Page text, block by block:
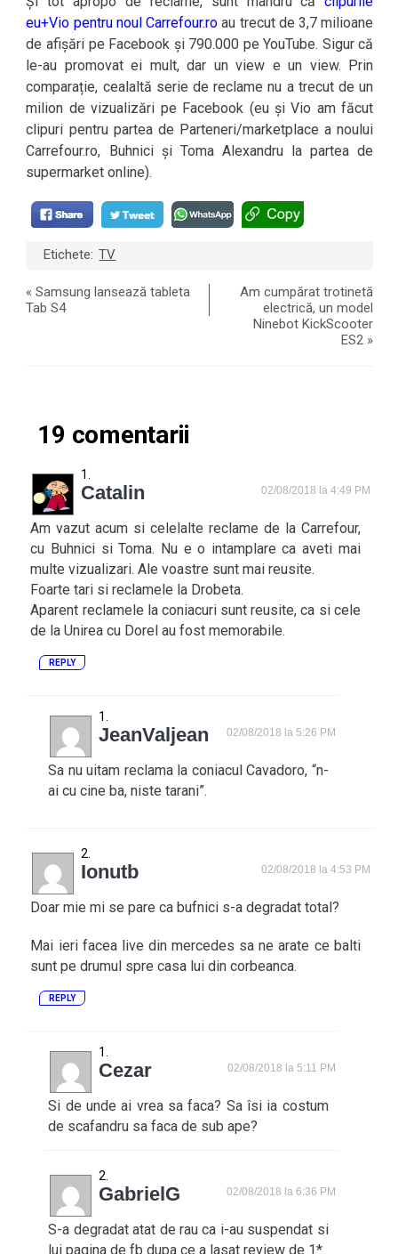
eu+Vio pentru noul Carrefour.ro au trecut de 3,7 milioane
de afișări pe Facebook și 790.000 pe YouTube. Sigur că
le-au promovat ei mult, dar un view e un view. Prin
comparație, cealaltă serie de reclame nu a trecut de un
milion de vizualizări pe Facebook (eu și Vio am făcut
clipuri pentru partea de Parteneri/marketplace a noului
Carrefour.ro, Buhnici și Toma Alexandru la partea de
supermarket online).
Etichete: TV
«Samsung lansează tableta
Tab S4
Am cumpărat trotinetă
electrică, un model
Ninebot KickScooter
ES2 »
19 comentarii
Catalin 02/08/2018 la 4:49 PM
Am vazut acum si celelalte reclame de la Carrefour,
cu Buhnici si Toma. Nu e o intamplare ca aveti mai
multe vizualizari. Ale voastre sunt mai reusite.
Foarte tari si reclamele la Drobeta.
Aparent reclamele la coniacuri sunt reusite, ca si cele
de la Unirea cu Dorel au fost memorabile.
REPLY
JeanValjean 02/08/2018 la 5:26 PM
Sa nu uitam reclama la coniacul Cavadoro, “n-
ai cu cine ba, niste tarani”.
Ionutb 02/08/2018 la 4:53 PM
Doar mie mi se pare ca bufnici s-a degradat total?
Mai ieri facea live din mercedes sa ne arate ce balti
sunt pe drumul spre casa lui din corbeanca.
REPLY
Cezar 02/08/2018 la 5:11 PM
Si de unde ai vrea sa faca? Sa îsi ia costum
de scafandru sa faca de sub ape?
GabrielG 02/08/2018 la 6:36 PM
S-a degradat atat de rau ca i-au suspendat si
lui pagina de fb dupa ce a lasat review de 1*.